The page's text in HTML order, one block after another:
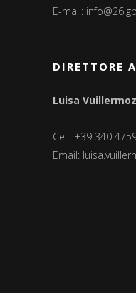
E-mail:
DIRETTORE
Luisa Vuillermoz
Cell: +39 340
Email: